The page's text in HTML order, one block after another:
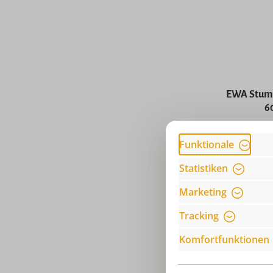
EWA
Funktionale
Statistiken
Marketing
Tracking
Komfortfunktionen